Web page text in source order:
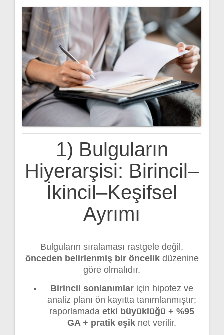
1) Bulguların
Hiyerarşisi: Birincil–
İkincil–Keşifsel
Ayrımı
Bulguların sıralaması rastgele değil,
önceden belirlenmiş bir öncelikdüzenine
göre olmalıdır.
Birincil sonlanımlar için hipotez ve
analiz planı ön kayıtta tanımlanmıştır;
raporlamada etki büyüklüğü + %95
GA + pratik eşik net verilir.